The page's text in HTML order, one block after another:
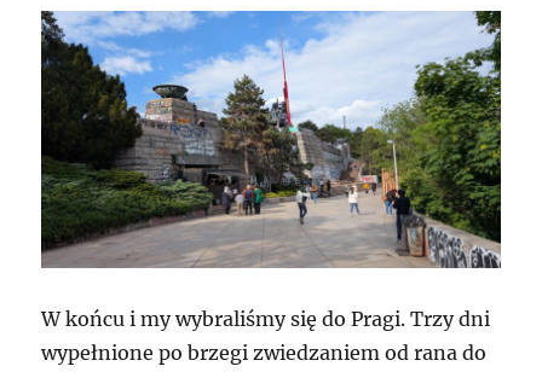
W końcu i my wybraliśmy się do Pragi. Trzy dni
wypełnione po brzegi zwiedzaniem od rana do